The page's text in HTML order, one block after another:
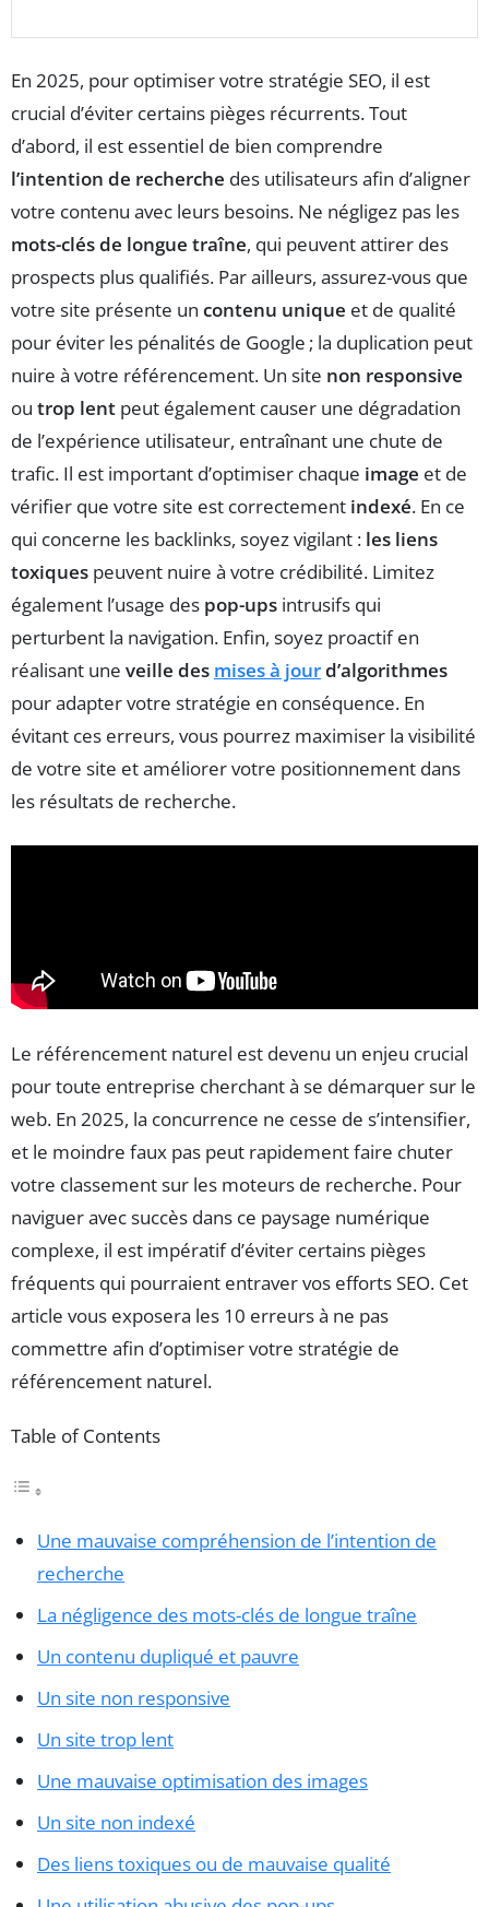
En 2025, pour optimiser votre stratégie SEO, il est
crucial d’éviter certains pièges récurrents. Tout
d’abord, il est essentiel de bien comprendre
l’intention de recherche des utilisateurs afin d’aligner
votre contenu avec leurs besoins. Ne négligez pas les
mots-clés de longue traîne, qui peuvent attirer des
prospects plus qualifiés. Par ailleurs, assurez-vous que
votre site présente un contenu unique et de qualité
pour éviter les pénalités de Google ; la duplication peut
nuire à votre référencement. Un site non responsive
ou trop lent peut également causer une dégradation
de l’expérience utilisateur, entraînant une chute de
trafic. Il est important d’optimiser chaque image et de
vérifier que votre site est correctement indexé. En ce
qui concerne les backlinks, soyez vigilant : les liens
toxiques peuvent nuire à votre crédibilité. Limitez
également l’usage des pop-ups intrusifs qui
perturbent la navigation. Enfin, soyez proactif en
réalisant une veille des mises à jourd’algorithmes
pour adapter votre stratégie en conséquence. En
évitant ces erreurs, vous pourrez maximiser la visibilité
de votre site et améliorer votre positionnement dans
les résultats de recherche.
Le référencement naturel est devenu un enjeu crucial
pour toute entreprise cherchant à se démarquer sur le
web. En 2025, la concurrence ne cesse de s’intensifier,
et le moindre faux pas peut rapidement faire chuter
votre classement sur les moteurs de recherche. Pour
naviguer avec succès dans ce paysage numérique
complexe, il est impératif d’éviter certains pièges
fréquents qui pourraient entraver vos efforts SEO. Cet
article vous exposera les 10 erreurs à ne pas
commettre afin d’optimiser votre stratégie de
référencement naturel.
Table of Contents
Une mauvaise compréhension de l’intention de
recherche
La négligence des mots-clés de longue traîne
Un contenu dupliqué et pauvre
Un site non responsive
Un site trop lent
Une mauvaise optimisation des images
Un site non indexé
Des liens toxiques ou de mauvaise qualité